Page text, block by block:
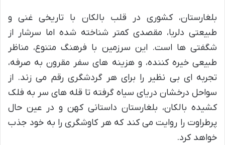
بلغارستان، کشوری در قلب بالکان با تاریخی غنی و
طبیعتی دلربا، مقصدی کمتر شناخته شده اما سرشار از
شگفتی ها است. این سرزمین با فرهنگ متنوع، مناظر
طبیعی خیره کننده، و هزینه های سفر مقرون به صرفه،
تجربه ای بی نظیر را برای هر گردشگری رقم می زند. از
سواحل درخشان دریای سیاه گرفته تا قله های سر به فلک
کشیده بالکان، بلغارستان داستانی کهن و در عین حال
پرطراوت را روایت می کند که هر کاوشگری را به خود جذب
خواهد کرد.